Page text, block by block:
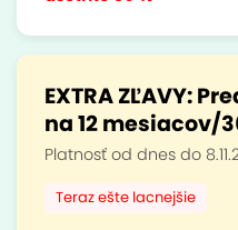
EXTRA ZĽAVY:
na 12 mesiacov/
Platnosť od dnes do
Teraz ešte lacnejšie